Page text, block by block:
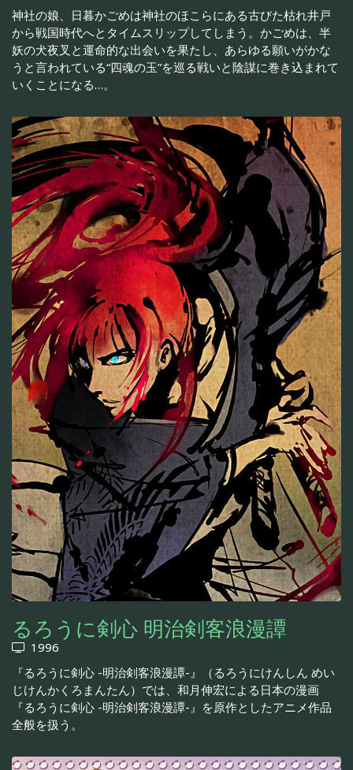
神社の娘、日暮かごめは神社のほこらにある古びた枯れ井戸
から戦国時代へとタイムスリップしてしまう。かごめは、半
妖の犬夜叉と運命的な出会いを果たし、あらゆる願いがかな
うと言われている“四魂の玉”を巡る戦いと陰謀に巻き込まれて
いくことになる…。
るろうに剣心 明治剣客浪漫譚
1996
『るろうに剣心 -明治剣客浪漫譚-』（るろうにけんしん めい
じけんかくろまんたん）では、和月伸宏による日本の漫画
『るろうに剣心 -明治剣客浪漫譚-』を原作としたアニメ作品
全般を扱う。